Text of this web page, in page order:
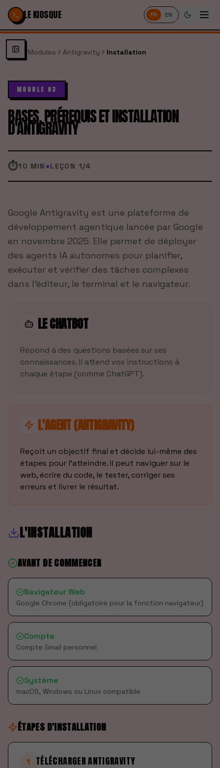
Passer au contenu
LE KIOSQUE FR EN
Modules Antigravity Installation
MODULE 03
BASES, PRÉREQUIS ET INSTALLATION
D'ANTIGRAVITY
⏱10 MIN ●LEÇON 1/4
Google Antigravity est une plateforme de
développement agentique lancée par Google
en novembre 2025. Elle permet de déployer
des agents IA autonomes pour planifier,
exécuter et vérifier des tâches complexes
dans l'éditeur, le terminal et le navigateur.
LE CHATBOT
Répond à des questions basées sur ses
connaissances. Il attend vos instructions à
chaque étape (comme ChatGPT).
L'AGENT (ANTIGRAVITY)
Reçoit un objectif final et décide lui-même des
étapes pour l'atteindre. Il peut naviguer sur le
web, écrire du code, le tester, corriger ses
erreurs et livrer le résultat.
L'INSTALLATION
AVANT DE COMMENCER
Navigateur Web
Google Chrome (obligatoire pour la fonction navigateur)
Compte
Compte Gmail personnel
Système
macOS, Windows ou Linux compatible
ÉTAPES D'INSTALLATION
1 TÉLÉCHARGER ANTIGRAVITY